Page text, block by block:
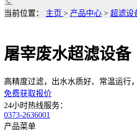
当前位置： 主页 > 产品中心 > 超滤设
屠宰废水超滤设备
高精度过滤，出水水质好、常温运行
免费获取报价
24小时热线服务：
0373-2636001
产品菜单